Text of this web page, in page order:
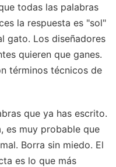
todas las palabras
la respuesta es "sol"
gato. Los diseñadores
quieren que ganes.
términos técnicos de
que ya has escrito.
es muy probable que
Borra sin miedo. El
es lo que más